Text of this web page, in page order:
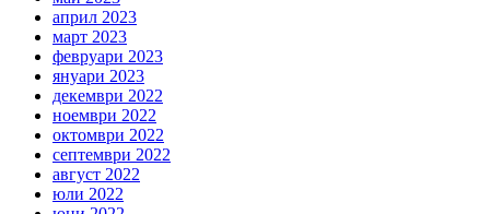
април 2023
март 2023
февруари 2023
януари 2023
декември 2022
ноември 2022
октомври 2022
септември 2022
август 2022
юли 2022